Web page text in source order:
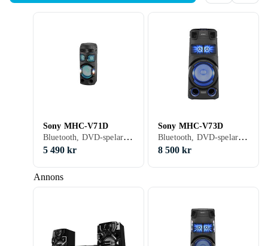
Annons
Sony MHC-V71D
Bluetooth, DVD-spelare, USB-kontakt, FM, RDS-radio
5 490 kr
Sony MHC-V73D
Bluetooth, DVD-spelare, USB-kontakt, FM, DAB, DAB+
8 500 kr